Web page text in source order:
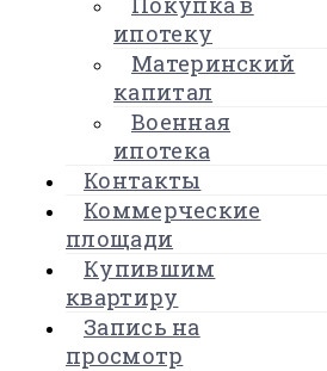
ипотеку
Материнский
капитал
Военная
ипотека
Контакты
Коммерческие
площади
Купившим
квартиру
Запись на
просмотр